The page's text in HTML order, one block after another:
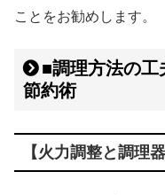
ことをお勧めします。
■調理方法の工
節約術
【火力調整と調理